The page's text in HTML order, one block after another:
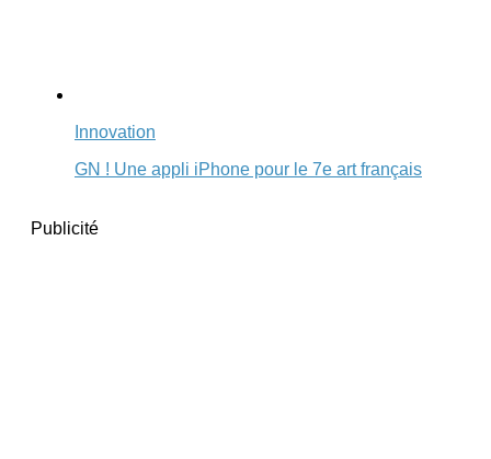
Innovation
GN ! Une appli iPhone pour le 7e art français
Publicité